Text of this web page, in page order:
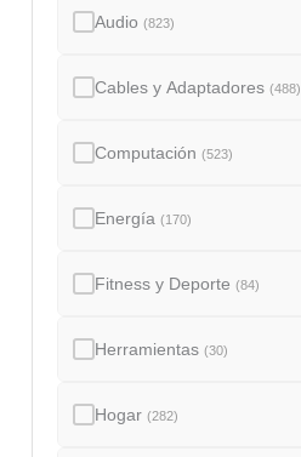
Audio(823)
Cables y Adaptadores(488)
Computación(523)
Energía(170)
Fitness y Deporte(84)
Herramientas(30)
Hogar(282)